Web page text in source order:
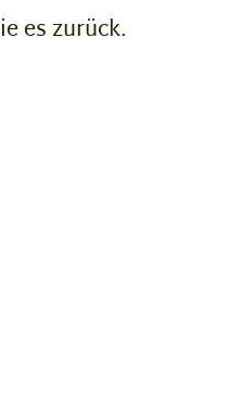
es zurück.